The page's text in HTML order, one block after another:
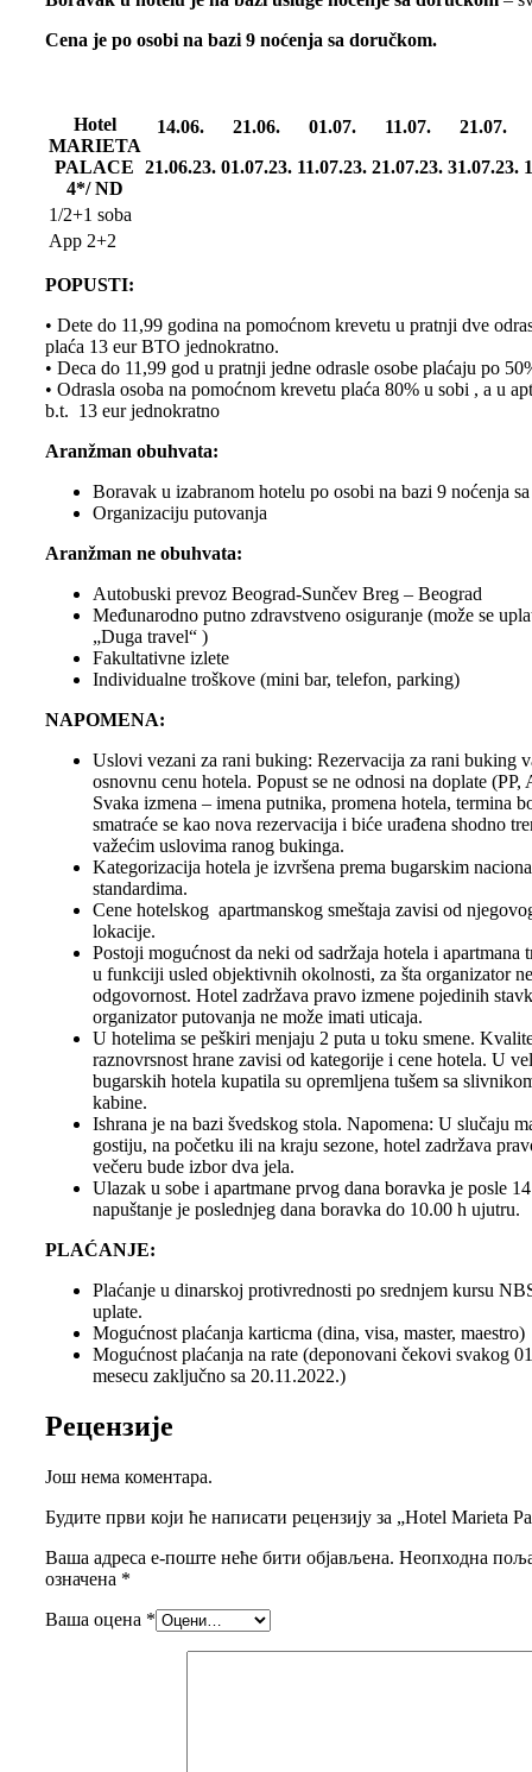
Cena je po osobi na bazi 9 noćenja sa doručkom.
Hotel
MARIETA
PALACE
4*/ ND
14.06.
21.06.23.
21.06.
01.07.23.
01.07.
11.07.23.
11.07.
21.07.23.
21.07.
31.07.23.
1/2+1 soba
App 2+2
POPUSTI:
• Dete do 11,99 godina na pomoćnom krevetu u pratnji dve
plaća 13 eur BTO jednokratno.
• Deca do 11,99 god u pratnji jedne odrasle osobe plaćaju po
• Odrasla osoba na pomoćnom krevetu plaća 80% u sobi , a u
b.t. 13 eur jednokratno
Aranžman obuhvata:
Boravak u izabranom hotelu po osobi na bazi 9 noćenja
Organizaciju putovanja
Aranžman ne obuhvata:
Autobuski prevoz Beograd-Sunčev Breg – Beograd
Međunarodno putno zdravstveno osiguranje (može se
„Duga travel“ )
Fakultativne izlete
Individualne troškove (mini bar, telefon, parking)
NAPOMENA:
Uslovi vezani za rani buking: Rezervacija za rani buking
osnovnu cenu hotela. Popust se ne odnosi na doplate
Svaka izmena – imena putnika, promena hotela, termina
smatraće se kao nova rezervacija i biće urađena shodno
važećim uslovima ranog bukinga.
Kategorizacija hotela je izvršena prema bugarskim
standardima.
Cene hotelskog apartmanskog smeštaja zavisi od
lokacije.
Postoji mogućnost da neki od sadržaja hotela i apartmana
u funkciji usled objektivnih okolnosti, za šta organizator
odgovornost. Hotel zadržava pravo izmene pojedinih
organizator putovanja ne može imati uticaja.
U hotelima se peškiri menjaju 2 puta u toku smene.
raznovrsnost hrane zavisi od kategorije i cene hotela. U
bugarskih hotela kupatila su opremljena tušem sa
kabine.
Ishrana je na bazi švedskog stola. Napomena: U slučaju
gostiju, na početku ili na kraju sezone, hotel zadržava
večeru bude izbor dva jela.
Ulazak u sobe i apartmane prvog dana boravka je posle
napuštanje je poslednjeg dana boravka do 10.00 h ujutru.
PLAĆANJE:
Plaćanje u dinarskoj protivrednosti po srednjem kursu
uplate.
Mogućnost plaćanja karticma (dina, visa, master, maestro)
Mogućnost plaćanja na rate (deponovani čekovi svakog
mesecu zaključno sa 20.11.2022.)
Рецензије
Још нема коментара.
Будите први који ће написати рецензију за „Hotel Marieta
Ваша адреса е-поште неће бити објављена. Неопходна
означена *
Ваша оцена *